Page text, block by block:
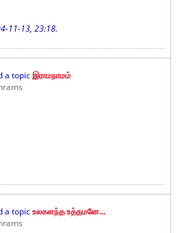
11-13, 23:18.
a topicஇராமநாமம்
a topicஉலகளந்த உத்தமனே...